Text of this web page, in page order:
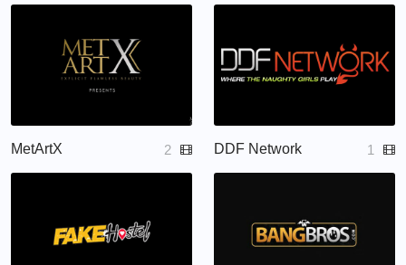
MetArtX 2 DDF Network 1